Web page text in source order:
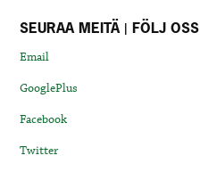
SEURAA MEITÄ | FÖLJ OSS
Email
GooglePlus
Facebook
Twitter